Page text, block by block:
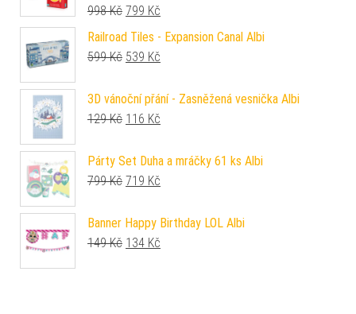
998Kč Původní cena byla: 998 Kč.
799 Kč
Railroad Tiles - Expansion Canal Albi
599Kč Původní cena byla: 599 Kč.
539 Kč
3D vánoční přání - Zasněžená vesnička Albi
129Kč Původní cena byla: 129 Kč.
116 Kč
Párty Set Duha a mráčky 61 ks Albi
799Kč Původní cena byla: 799 Kč.
719 Kč
Banner Happy Birthday LOL Albi
149Kč Původní cena byla: 149 Kč.
134 Kč